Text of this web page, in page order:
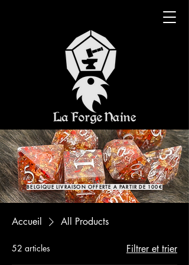
BELGIQUE LIVRAISON OFFERTE A PARTIR DE 100€
Accueil All Products
52 articles Filtrer et trier